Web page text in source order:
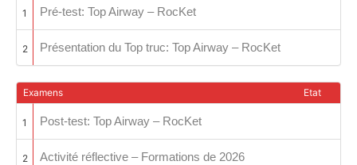
1 Pré-test: Top Airway – RocKet
2 Présentation du Top truc: Top Airway – RocKet
Examens Etat
1 Post-test: Top Airway – RocKet
2 Activité réflective – Formations de 2026